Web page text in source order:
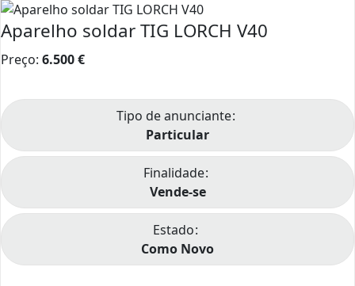
Aparelho soldar TIG LORCH V40
Preço: 6.500€
Tipo de anunciante
Particular
Finalidade
Vende-se
Estado
Como Novo